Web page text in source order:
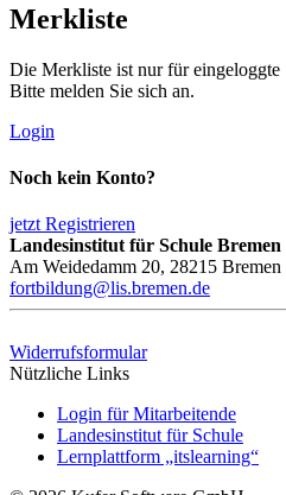
Merkliste
Die Merkliste ist nur für eingeloggte
Bitte melden Sie sich an.
Login
Noch kein Konto?
jetzt Registrieren
Landesinstitut für Schule Bremen
Am Weidedamm 20, 28215 Bremen
fortbildung@lis.bremen.de
Widerrufsformular
Nützliche Links
Login für Mitarbeitende
Landesinstitut für Schule
Lernplattform „itslearning“